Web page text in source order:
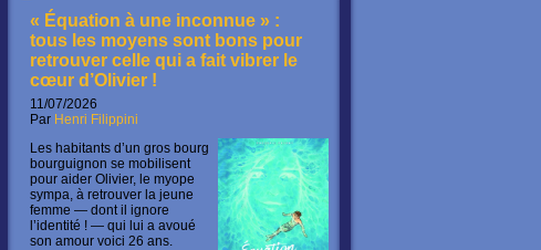
« Équation à une inconnue » :
tous les moyens sont bons pour
retrouver celle qui a fait vibrer le
cœur d’Olivier !
11/07/2026
Par Henri Filippini
Les habitants d’un gros bourg
bourguignon se mobilisent
pour aider Olivier, le myope
sympa, à retrouver la jeune
femme — dont il ignore
l’identité ! — qui lui a avoué
son amour voici 26 ans.